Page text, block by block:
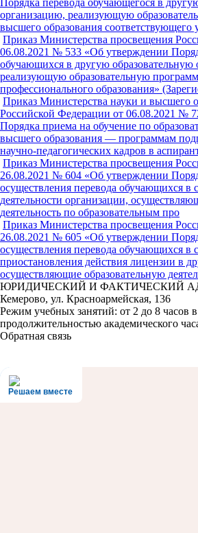
Порядка перевода обучающегося в
организацию, реализующую
высшего образования соответствующего
Приказ Министерства просвещения
06.08.2021 № 533 «Об утверждении
обучающихся в другую образовательную
реализующую образовательную
профессионального образования»
Приказ Министерства науки и высшего
Российской Федерации от 06.08.2021 №
Порядка приема на обучение по
высшего образования — программам
научно-педагогических кадров в
Приказ Министерства просвещения
26.08.2021 № 604 «Об утверждении
осуществления перевода обучающихся в
деятельности организации,
деятельность по образовательным про
Приказ Министерства просвещения
26.08.2021 № 605 «Об утверждении
осуществления перевода обучающихся в
приостановления действия лицензии в
осуществляющие образовательную
ЮРИДИЧЕСКИЙ И ФАКТИЧЕСКИЙ
Кемерово, ул. Красноармейская, 136
Режим учебных занятий: от 2 до 8 часов
продолжительностью академического
Обратная связь
Решаем вместе